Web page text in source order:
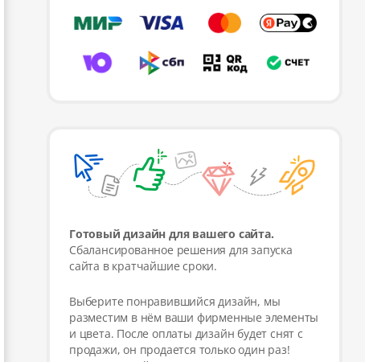
Готовый дизайн для вашего сайта.
Сбалансированное решения для запуска
сайта в кратчайшие сроки.
Выберите понравившийся дизайн, мы
разместим в нём ваши фирменные элементы
и цвета. После оплаты дизайн будет снят с
продажи, он продается только один раз!